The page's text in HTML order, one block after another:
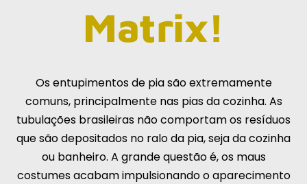
Matrix!
Os entupimentos de pia são extremamente
comuns, principalmente nas pias da cozinha. As
tubulações brasileiras não comportam os resíduos
que são depositados no ralo da pia, seja da cozinha
ou banheiro. A grande questão é, os maus
costumes acabam impulsionando o aparecimento